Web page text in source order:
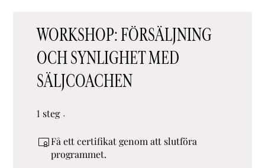
WORKSHOP: FÖRSÄLJNING
OCH SYNLIGHET MED
SÄLJCOACHEN
1 steg
Få ett certifikat genom att slutföra
programmet.